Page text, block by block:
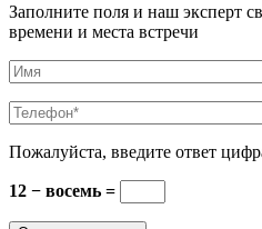
Заполните поля и наш эксперт
времени и места встречи
Пожалуйста, введите ответ
12 − восемь =